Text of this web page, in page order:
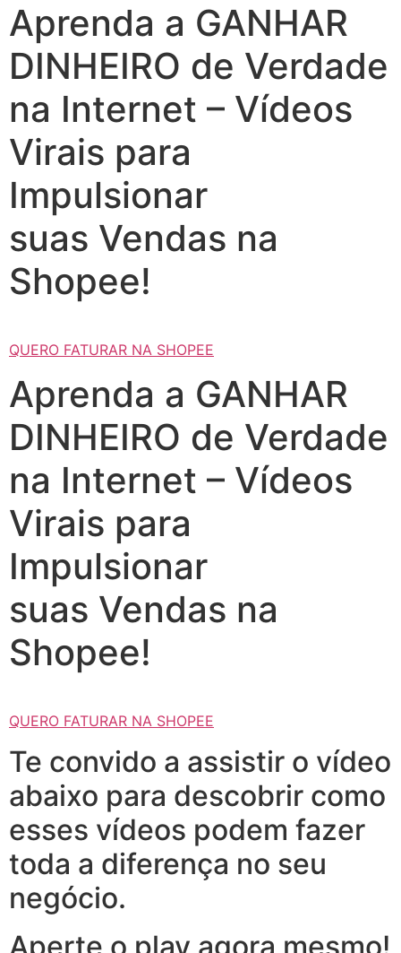
Aprenda a GANHAR
DINHEIRO de Verdade
na Internet – Vídeos
Virais para
Impulsionar
suas Vendas na
Shopee!
QUERO FATURAR NA SHOPEE
Aprenda a GANHAR
DINHEIRO de Verdade
na Internet – Vídeos
Virais para
Impulsionar
suas Vendas na
Shopee!
QUERO FATURAR NA SHOPEE
Te convido a assistir o vídeo
abaixo para descobrir como
esses vídeos podem fazer
toda a diferença no seu
negócio.